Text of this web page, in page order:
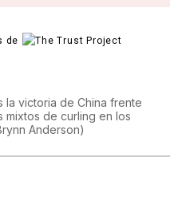
de
la victoria de China frente
mixtos de curling en los
Anderson)